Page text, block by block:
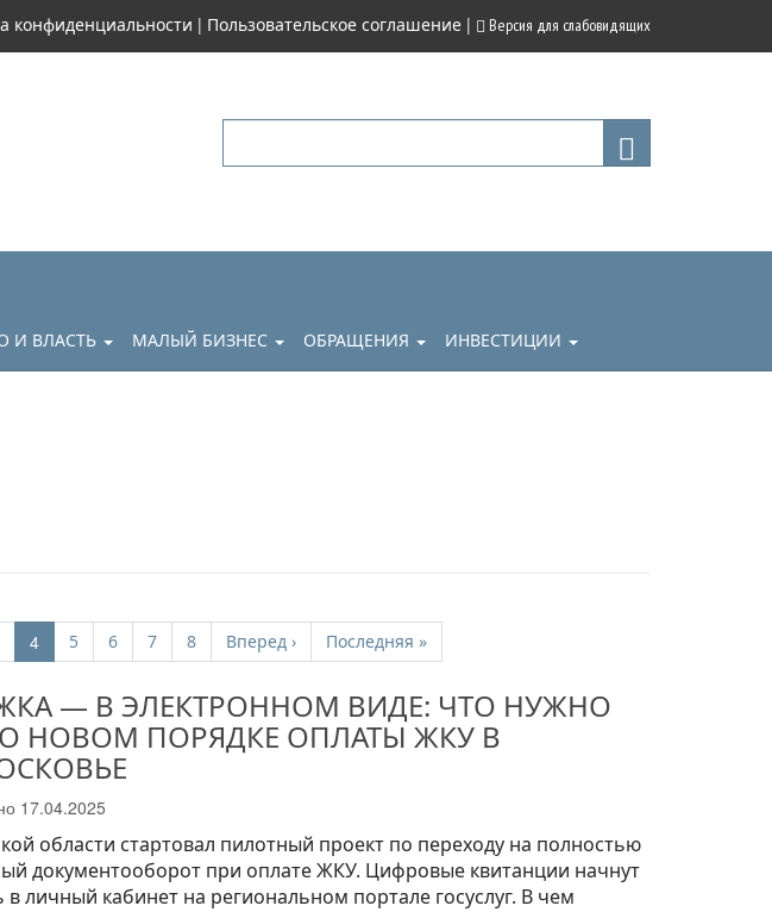
конфиденциальности | Пользовательское соглашение | Версия для слабовидящих
И ВЛАСТЬ МАЛЫЙ БИЗНЕС ОБРАЩЕНИЯ ИНВЕСТИЦИИ
4(current)
5 6 7 8 Вперед › Последняя »
— В ЭЛЕКТРОННОМ ВИДЕ: ЧТО НУЖНО
О НОВОМ ПОРЯДКЕ ОПЛАТЫ ЖКУ В
17.04.2025
области стартовал пилотный проект по переходу на полностью
документооборот при оплате ЖКУ. Цифровые квитанции начнут
в личный кабинет на региональном портале госуслуг. В чем